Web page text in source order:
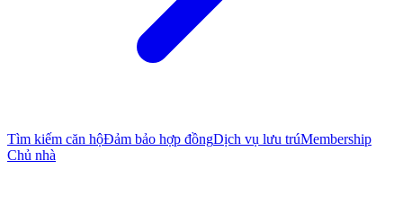
Tìm kiếm căn hộĐảm bảo hợp đồngDịch vụ lưu trúMembership
Chủ nhà